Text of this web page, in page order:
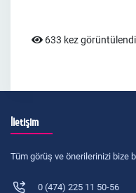
633 kez
İletişim
Tüm görüş ve önerilerinizi bize
0 (474) 225 11 50-56